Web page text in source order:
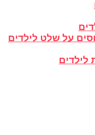
על שלט לילדים
לילדים